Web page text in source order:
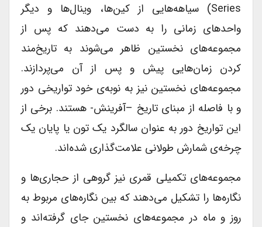
Series) سیاهه‌هایی از کین‌ها، وینال‌ها و دیگر
واحدهای زمانی را به دست می‌دهند که پس از
مجموعه‌های نخستین ظاهر می‌شوند به تاریخ‌مند
کردن زمان‌هایی پیش و پس از آن می‌پردازند.
مجموعه‌های نخستین نیز به نوبه‌ی خود تواریخی دور
و با فاصله از مبنای تاریخ –آفرینش- هستند. برخی از
این تواریخ دور به عنوان سالگرد یک تون یا پایان یک
چرخه‌ی شمارش طولانی علامت‌گذاری شده‌اند.
مجموعه‌های تکمیلی قمری نیز گروهی از حجاری‌ها و
نگاره‌ها را تشکیل می‌دهند که بین نگاره‌های مربوط به
روز و ماه در مجموعه‌های نخستین جای گرفته‌اند و